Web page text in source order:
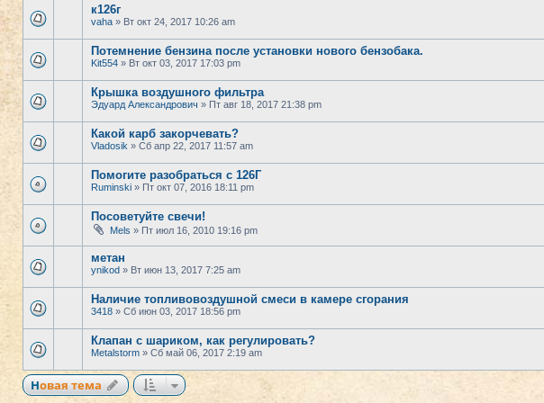
к126г
vaha » Вт окт 24, 2017 10:26 am
Потемнение бензина после установки нового бензобака.
Kit554 » Вт окт 03, 2017 17:03 pm
Крышка воздушного фильтра
Эдуард Александрович » Пт авг 18, 2017 21:38 pm
Какой карб закорчевать?
Vladosik » Сб апр 22, 2017 11:57 am
Помогите разобраться с 126Г
Ruminski » Пт окт 07, 2016 18:11 pm
Посоветуйте свечи!
Mels » Пт июл 16, 2010 19:16 pm
метан
ynikod » Вт июн 13, 2017 7:25 am
Наличие топливовоздушной смеси в камере сгорания
3418 » Сб июн 03, 2017 18:56 pm
Клапан с шариком, как регулировать?
Metalstorm » Сб май 06, 2017 2:19 am
Новая тема